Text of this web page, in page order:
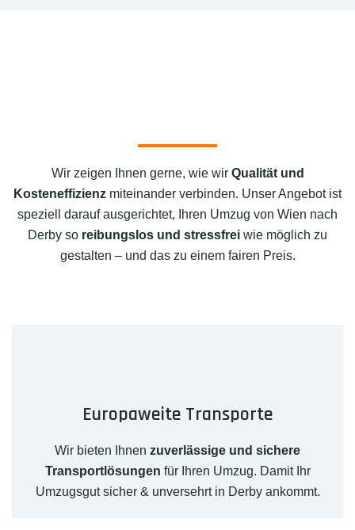
Wir zeigen Ihnen gerne, wie wir Qualität und
Kosteneffizienz miteinander verbinden. Unser Angebot ist
speziell darauf ausgerichtet, Ihren Umzug von Wien nach
Derby so reibungslos und stressfrei wie möglich zu
gestalten – und das zu einem fairen Preis.
Europaweite Transporte
Wir bieten Ihnen zuverlässige und sichere
Transportlösungen für Ihren Umzug. Damit Ihr
Umzugsgut sicher & unversehrt in Derby ankommt.